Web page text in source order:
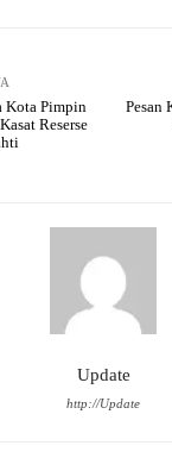
Kota Pimpin
Reserse
Pesan
Update
http://Update